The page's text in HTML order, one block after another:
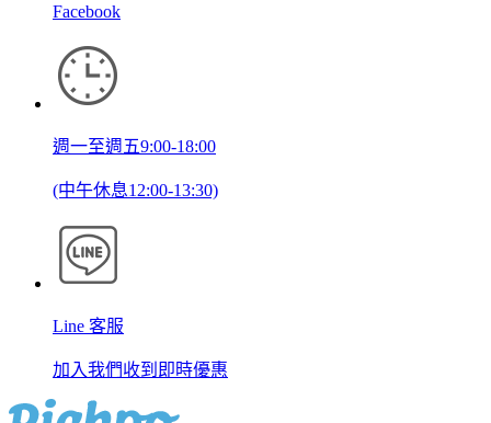
Facebook
週一至週五9:00-18:00
(中午休息12:00-13:30)
Line 客服
加入我們收到即時優惠